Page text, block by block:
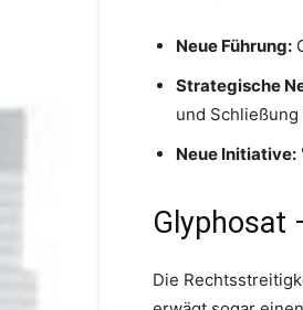
Neue Führung:
Strategische
und
Neue Initiative:
Glyphosat
Die